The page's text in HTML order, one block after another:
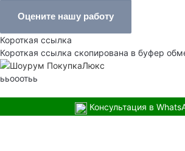
Оцените нашу работу
Короткая ссылка
Короткая ссылка скопирована в буфер
ььооотьь
Консультация в